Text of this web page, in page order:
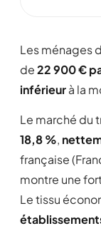
Les ménages
de22 900 €
inférieurà la
Le marché du
18,8 %,
française
montre une
Le tissu